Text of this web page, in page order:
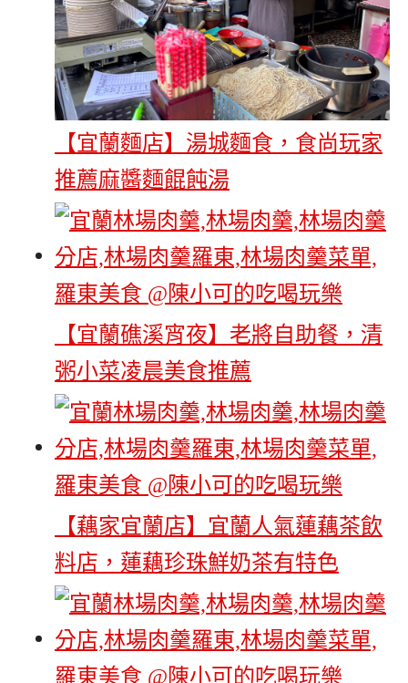
【宜蘭麵店】湯城麵食，食尚玩家
推薦麻醬麵餛飩湯
【宜蘭礁溪宵夜】老將自助餐，清
粥小菜凌晨美食推薦
【藕家宜蘭店】宜蘭人氣蓮藕茶飲
料店，蓮藕珍珠鮮奶茶有特色